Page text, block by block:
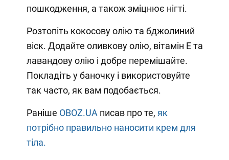
пошкодження, а також зміцнює нігті.
Розтопіть кокосову олію та бджолиний
віск. Додайте оливкову олію, вітамін Е та
лавандову олію і добре перемішайте.
Покладіть у баночку і використовуйте
так часто, як вам подобається.
Раніше OBOZ.UA писав про те, як
потрібно правильно наносити крем для
тіла.